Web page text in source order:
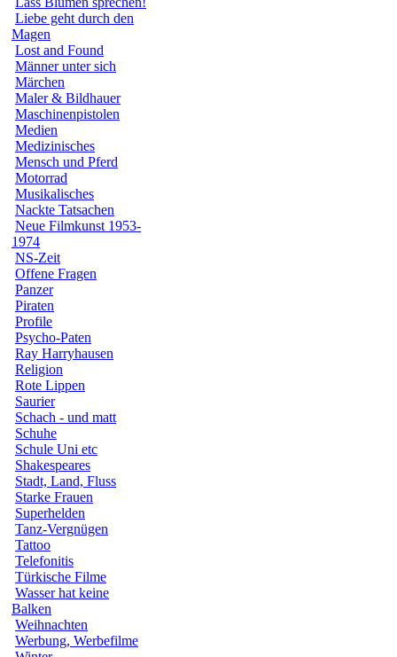
Liebe geht durch den
Magen
Lost and Found
Männer unter sich
Märchen
Maler & Bildhauer
Maschinenpistolen
Medien
Medizinisches
Mensch und Pferd
Motorrad
Musikalisches
Nackte Tatsachen
Neue Filmkunst 1953-
1974
NS-Zeit
Offene Fragen
Panzer
Piraten
Profile
Psycho-Paten
Ray Harryhausen
Religion
Rote Lippen
Saurier
Schach - und matt
Schuhe
Schule Uni etc
Shakespeares
Stadt, Land, Fluss
Starke Frauen
Superhelden
Tanz-Vergnügen
Tattoo
Telefonitis
Türkische Filme
Wasser hat keine
Balken
Weihnachten
Werbung, Werbefilme